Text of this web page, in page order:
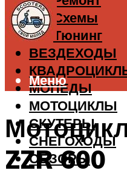
Схемы
Тюнинг
ВЕЗДЕХОДЫ
МОПЕДЫ
МОТОЦИКЛЫ
СКУТЕРЫ
СНЕГОХОДЫ
ОБЗОРЫ
Меню
ZZR 600